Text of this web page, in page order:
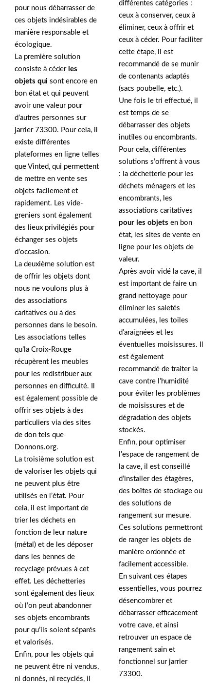
pour nous débarrasser de
ces objets indésirables de
manière responsable et
écologique.
La première solution
consiste à céder les
objets qui sont encore en
bon état et qui peuvent
avoir une valeur pour
d’autres personnes sur
jarrier 73300. Pour cela, il
existe différentes
plateformes en ligne telles
que Vinted, qui permettent
de mettre en vente ses
objets facilement et
rapidement. Les vide-
greniers sont également
des lieux privilégiés pour
échanger ses objets
d’occasion.
La deuxième solution est
de offrir les objets dont
nous ne voulons plus à
des associations
caritatives ou à des
personnes dans le besoin.
Les associations telles
qu’la Croix-Rouge
récupèrent les meubles
pour les redistribuer aux
personnes en difficulté. Il
est également possible de
offrir ses objets à des
particuliers via des sites
de don tels que
Donnons.org.
La troisième solution est
de valoriser les objets qui
ne peuvent plus être
utilisés en l’état. Pour
cela, il est important de
trier les déchets en
fonction de leur nature
(métal) et de les déposer
dans les bennes de
recyclage prévues à cet
effet. Les déchetteries
sont également des lieux
où l’on peut abandonner
ses objets encombrants
pour qu’ils soient séparés
et valorisés.
Enfin, pour les objets qui
ne peuvent être ni vendus,
ni donnés, ni recyclés, il
différentes catégories :
ceux à conserver, ceux à
éliminer, ceux à offrir et
ceux à céder. Pour faciliter
cette étape, il est
recommandé de se munir
de contenants adaptés
(sacs poubelle, etc.).
Une fois le tri effectué, il
est temps de se
débarrasser des objets
inutiles ou encombrants.
Pour cela, différentes
solutions s’offrent à vous
: la déchetterie pour les
déchets ménagers et les
encombrants, les
associations caritatives
pour les objets en bon
état, les sites de vente en
ligne pour les objets de
valeur.
Après avoir vidé la cave, il
est important de faire un
grand nettoyage pour
éliminer les saletés
accumulées, les toiles
d’araignées et les
éventuelles moisissures. Il
est également
recommandé de traiter la
cave contre l’humidité
pour éviter les problèmes
de moisissures et de
dégradation des objets
stockés.
Enfin, pour optimiser
l’espace de rangement de
la cave, il est conseillé
d’installer des étagères,
des boîtes de stockage ou
des solutions de
rangement sur mesure.
Ces solutions permettront
de ranger les objets de
manière ordonnée et
facilement accessible.
En suivant ces étapes
essentielles, vous pourrez
désencombrer et
débarrasser efficacement
votre cave, et ainsi
retrouver un espace de
rangement sain et
fonctionnel sur jarrier
73300.